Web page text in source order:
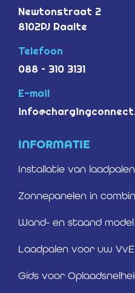
Newtonstraat 2
8102PJ Raalte
Telefoon
088 – 310 3131
E-mail
INFORMATIE
Installatie van laadpalen
Zonnepanelen in
Wand- en staand model
Laadpalen voor uw VvE
Gids voor